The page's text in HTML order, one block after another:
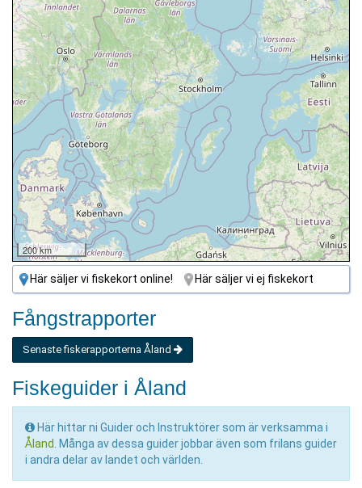
200 km
Här säljer vi fiskekort online! Här säljer vi ej fiskekort
Fångstrapporter
Senaste fiskerapporterna Åland
Fiskeguider i Åland
Här hittar ni Guider och Instruktörer som är verksamma i
Åland. Många av dessa guider jobbar även som frilans guider
i andra delar av landet och världen.